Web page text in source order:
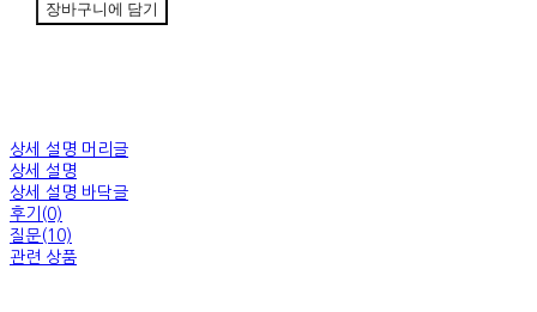
장바구니에 담기
상세 설명 머리글
상세 설명
상세 설명 바닥글
후기(0)
질문(10)
관련 상품